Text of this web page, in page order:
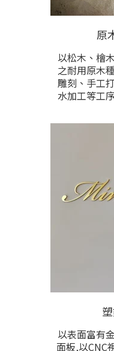
原
以松木、檜
之耐用原木
雕刻、手工
水加工等工
應用於招牌
以表面富有
面板,以CNC